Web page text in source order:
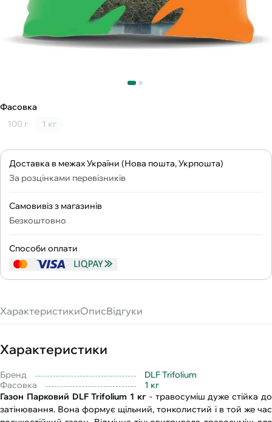
Фасовка
100 г
1 кг
Доставка в межах України (Нова пошта, Укрпошта)
За розцінками перевізників
Самовивіз з магазинів
Безкоштовно
Способи оплати
ХарактеристикиОписВідгуки
Характеристики
Бренд
DLF Trifolium
Фасовка
1 кг
Газон Парковий DLF Trifolium 1 кг - травосуміш дуже стійка до
затінювання. Вона формує щільний, тонколистий і в той же час